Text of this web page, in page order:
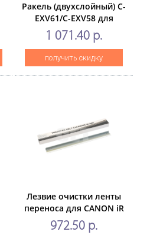
Ракель (двухслойный) C-
EXV61/C-EXV58 для
CANON iRADVANCE DX
C5840i/5850i (CET),
CET281071
1 071.40 р.
получить скидку
Лезвие очистки ленты
переноса для CANON iR
ADVANCEC7055/C7065/C7260/
(CET), CET281047
972.50 р.